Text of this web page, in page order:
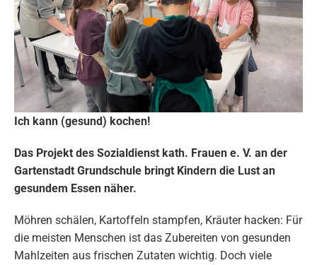
Ich kann (gesund) kochen!
Das Projekt des Sozialdienst kath. Frauen e. V. an der
Gartenstadt Grundschule bringt Kindern die Lust an
gesundem Essen näher.
Möhren schälen, Kartoffeln stampfen, Kräuter hacken: Für
die meisten Menschen ist das Zubereiten von gesunden
Mahlzeiten aus frischen Zutaten wichtig. Doch viele